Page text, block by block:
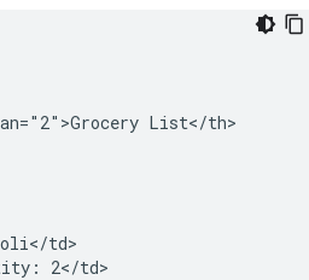
List</th>
td>
2</td>